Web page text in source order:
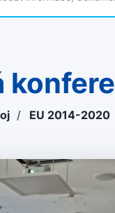
/ EU 2014-2020